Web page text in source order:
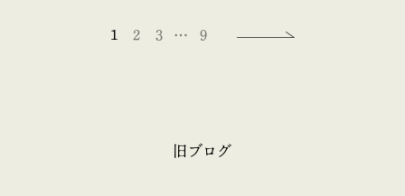
1 2 3 … 9
旧ブログ